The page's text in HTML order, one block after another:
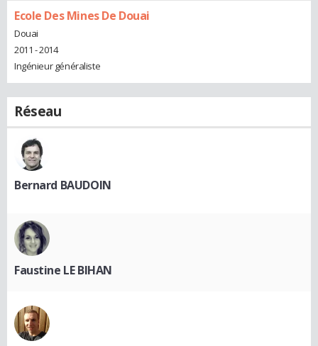
Ecole Des Mines De Douai
Douai
2011 - 2014
Ingénieur généraliste
Réseau
Bernard BAUDOIN
Faustine LE BIHAN